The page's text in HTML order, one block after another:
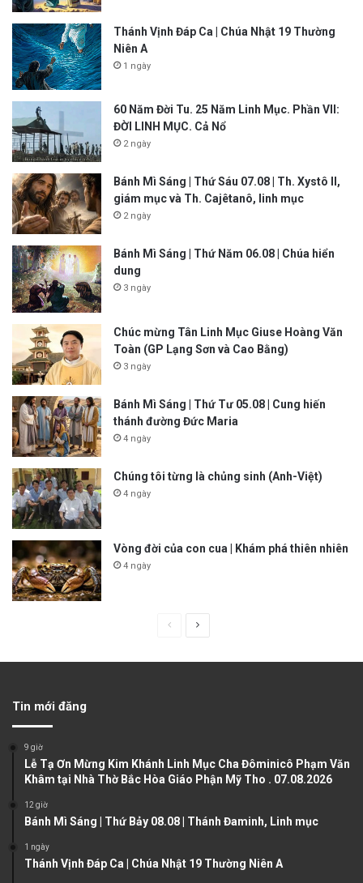
Thánh Vịnh Đáp Ca | Chúa Nhật 19 Thường
Niên A
1 ngày
60 Năm Đời Tu. 25 Năm Linh Mục. Phần VII:
ĐỜI LINH MỤC. Cả Nổ
2 ngày
Bánh Mì Sáng | Thứ Sáu 07.08 | Th. Xystô II,
giám mục và Th. Cajêtanô, linh mục
2 ngày
Bánh Mì Sáng | Thứ Năm 06.08 | Chúa hiển
dung
3 ngày
Chúc mừng Tân Linh Mục Giuse Hoàng Văn
Toàn (GP Lạng Sơn và Cao Bằng)
3 ngày
Bánh Mì Sáng | Thứ Tư 05.08 | Cung hiến
thánh đường Đức Maria
4 ngày
Chúng tôi từng là chủng sinh (Anh-Việt)
4 ngày
Vòng đời của con cua | Khám phá thiên nhiên
4 ngày
u
s
a
g
e
Tin mới đăng
9 giờ
Lễ Tạ Ơn Mừng Kim Khánh Linh Mục Cha Đôminicô Phạm Văn
Khâm tại Nhà Thờ Bắc Hòa Giáo Phận Mỹ Tho . 07.08.2026
12 giờ
Bánh Mì Sáng | Thứ Bảy 08.08 | Thánh Đaminh, Linh mục
1 ngày
Thánh Vịnh Đáp Ca | Chúa Nhật 19 Thường Niên A